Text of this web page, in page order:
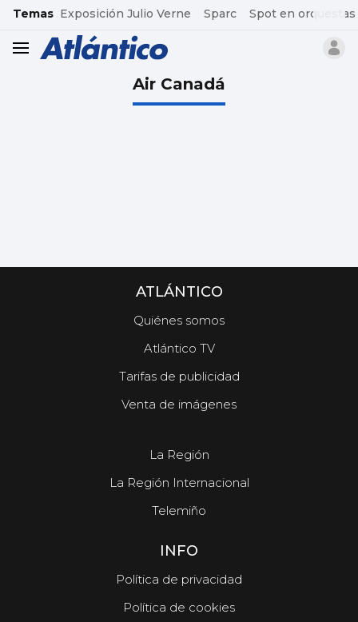
common.go-to-content
Temas Exposición Julio Verne Sparc Spot en orquestas
header.menu.open
Air Canadá
ATLÁNTICO
Quiénes somos
Atlántico TV
Tarifas de publicidad
Venta de imágenes
La Región
La Región Internacional
Telemiño
INFO
Política de privacidad
Política de cookies